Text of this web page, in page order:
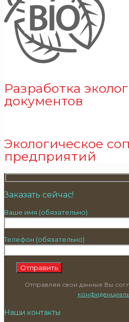
Разработка
документов
Экологическое
предприятий
Заказать сейчас!
Ваше имя (обязательно)
Телефон (обязательно)
Отправляя свои данные Вы
Наши контакты